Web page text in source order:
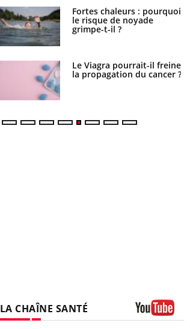
Fortes chaleurs : pourquoi
le risque de noyade
grimpe-t-il ?
Le Viagra pourrait-il freiner
la propagation du cancer ?
LA CHAÎNE SANTÉ